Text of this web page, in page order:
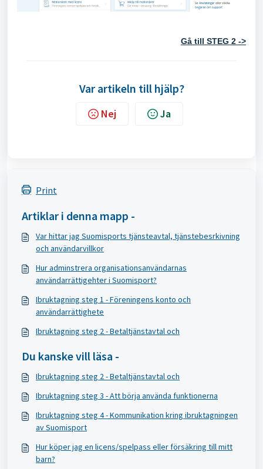
Gå till STEG 2 ->
Var artikeln till hjälp?
Nej Ja
Print
Artiklar i denna mapp -
Var hittar jag Suomisports tjänsteavtal, tjänstebesrkivning
och användarvillkor
Hur adminstrera organisationsanvändarnas
användarrättigehter i Suomisport?
Ibruktagning steg 1 - Föreningens konto och
användarrättighete
Ibruktagning steg 2 - Betaltjänstavtal och
Du kanske vill läsa -
Ibruktagning steg 2 - Betaltjänstavtal och
Ibruktagning steg 3 - Att börja använda funktionerna
Ibruktagning steg 4 - Kommunikation kring ibruktagningen
av Suomisport
Hur köper jag en licens/spelpass eller försäkring till mitt
barn?